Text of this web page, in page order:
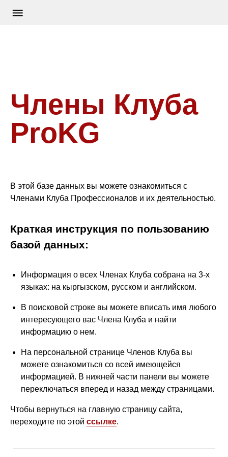
Члены Клуба
ProKG
В этой базе данных вы можете ознакомиться с
Членами Клуба Профессионалов и их деятельностью.
Краткая инструкция по пользованию
базой данных:
Информация о всех Членах Клуба собрана на 3-х
языках: на кыргызском, русском и английском.
В поисковой строке вы можете вписать имя любого
интересующего вас Члена Клуба и найти
информацию о нем.
На персональной странице Членов Клуба вы
можете ознакомиться со всей имеющейся
информацией. В нижней части панели вы можете
переключаться вперед и назад между страницами.
Чтобы вернуться на главную страницу сайта,
переходите по этой ссылке.